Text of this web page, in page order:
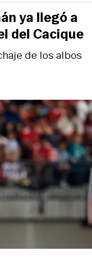
de los albos
ya llegó a
del Cacique